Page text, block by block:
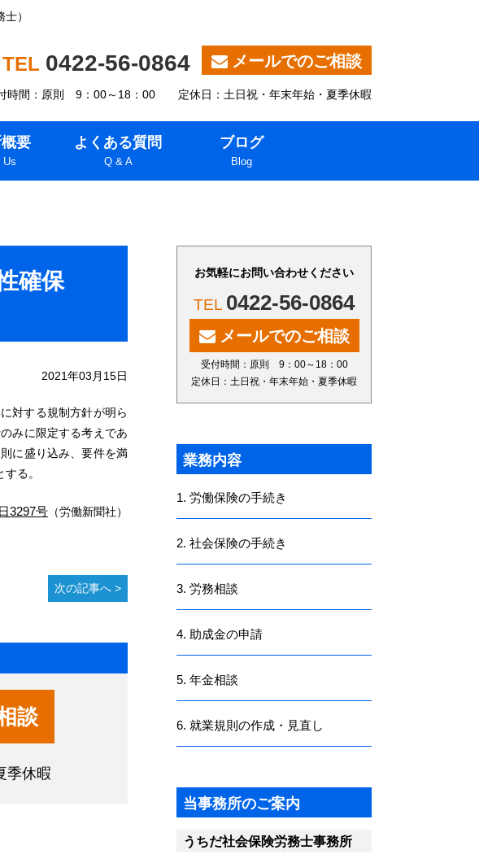
）
0422-56-0864 メールでのご相談
時間：原則 9：00～18：00 定休日：土日祝・年末年始・夏季休暇
要
Us
よくある質問
Q & A
ブログ
Blog
確保
2021年03月15日
対する規制方針が明ら
みに限定する考えであ
に盛り込み、要件を満
る。
3297号 （労働新聞社）
次の記事へ
談
季休暇
お気軽にお問い合わせください
0422-56-0864
メールでのご相談
受付時間：原則 9：00～18：00
定休日：土日祝・年末年始・夏季休暇
業務内容
1. 労働保険の手続き
2. 社会保険の手続き
3. 労務相談
4. 助成金の申請
5. 年金相談
6. 就業規則の作成・見直し
当事務所のご案内
うちだ社会保険労務士事務所